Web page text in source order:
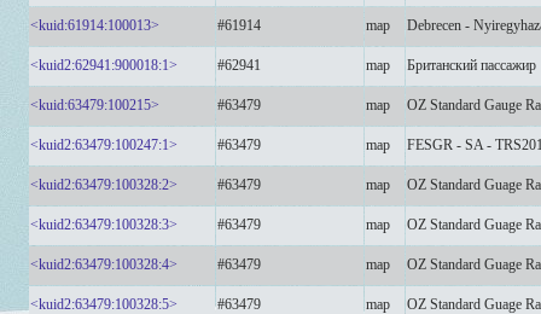
<kuid:61914:100013> #61914 map Debrecen -
<kuid2:62941:900018:1> #62941 map Британский пассажир
<kuid:63479:100215> #63479 map OZ Standard Gauge
<kuid2:63479:100247:1> #63479 map FESGR - SA -
<kuid2:63479:100328:2> #63479 map OZ Standard Guage
<kuid2:63479:100328:3> #63479 map OZ Standard Guage
<kuid2:63479:100328:4> #63479 map OZ Standard Guage
<kuid2:63479:100328:5> #63479 map OZ Standard Guage